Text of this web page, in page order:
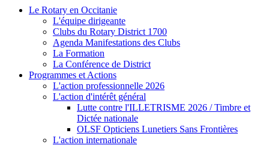
Le Rotary en Occitanie
L'équipe dirigeante
Clubs du Rotary District 1700
Agenda Manifestations des Clubs
La Formation
La Conférence de District
Programmes et Actions
L'action professionnelle 2026
L'action d'intérêt général
Lutte contre l'ILLETRISME 2026 / Timbre et
Dictée nationale
OLSF Opticiens Lunetiers Sans Frontières
L'action internationale